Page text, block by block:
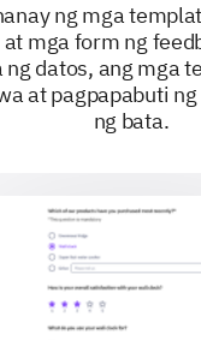
you
ng mga
mga form ng
datos, ang mga
at pagpapabuti
ng bata.